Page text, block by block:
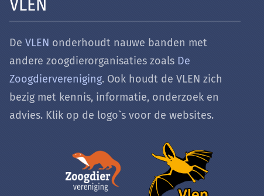
DeVLEN onderhoudt nauwe banden met
andere zoogdierorganisaties zoals De
Zoogdiervereniging. Ook houdt de VLEN zich
bezig met kennis, informatie, onderzoek en
advies. Klik op de logo`s voor de websites.